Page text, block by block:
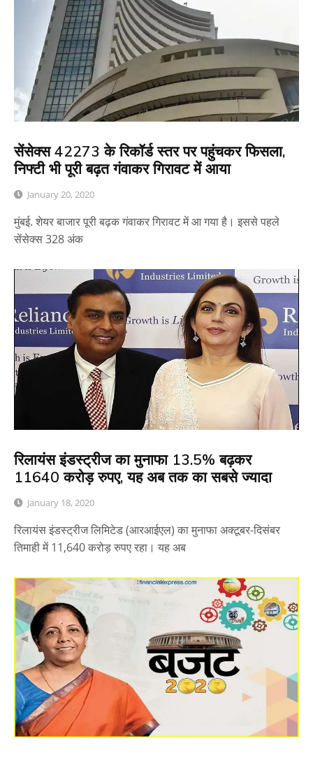
सेंसेक्स 42273 के रिकॉर्ड स्तर पर पहुंचकर फिसला,
निफ्टी भी पूरी बढ़त गंवाकर गिरावट में आया
January 20, 2020
मुंबई. शेयर बाजार पूरी बढ़क गंवाकर गिरावट में आ गया है। इससे पहले
सेंसेक्स 328 अंक
रिलायंस इंडस्ट्रीज का मुनाफा 13.5% बढ़कर
11640 करोड़ रुपए, यह अब तक का सबसे ज्यादा
January 18, 2020
रिलायंस इंडस्ट्रीज लिमिटेड (आरआईएल) का मुनाफा अक्टूबर-दिसंबर
तिमाही में 11,640 करोड़ रुपए रहा। यह अब